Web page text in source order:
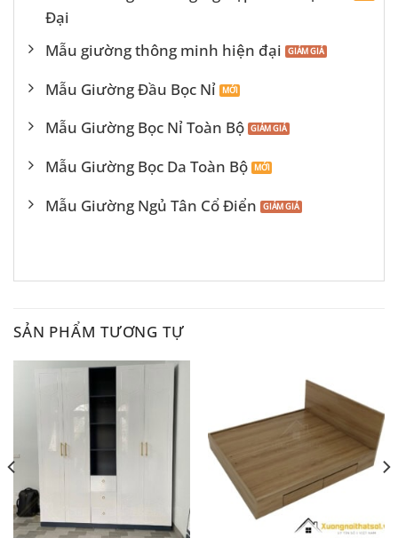
Đại
Mẫu giường thông minh hiện đại
Mẫu Giường Đầu Bọc Nỉ
Mẫu Giường Bọc Nỉ Toàn Bộ
Mẫu Giường Bọc Da Toàn Bộ
Mẫu Giường Ngủ Tân Cổ Điển
SẢN PHẨM TƯƠNG TỰ